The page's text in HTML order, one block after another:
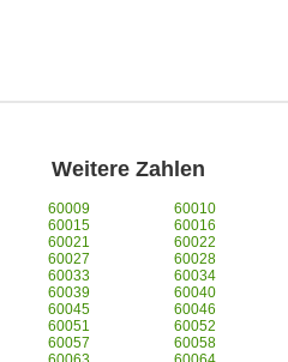
Weitere Zahlen
60009 60010
60015 60016
60021 60022
60027 60028
60033 60034
60039 60040
60045 60046
60051 60052
60057 60058